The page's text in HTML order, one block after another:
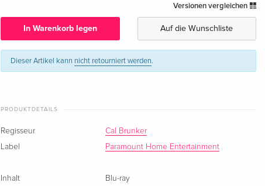
Deutsch
CHF 10.50
Standard Edition — (ausgewählt)
Englisch · UK Version
CHF 15.50
Standard Edition
Versionen vergleichen
In Warenkorb legen Auf die Wunschliste
Dieser Artikel kann nicht retourniert werden.
PRODUKTDETAILS
Regisseur
Cal Brunker
Label
Paramount Home Entertainment
Inhalt
Blu-ray